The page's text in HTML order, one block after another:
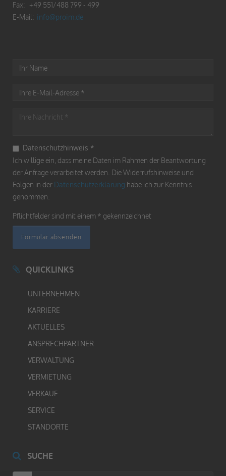
Fax: +49 551/488 799 - 499
E-Mail: info@proim.de
Datenschutzhinweis *
Ich willige ein, dass meine Daten im Rahmen der Beantwortung
der Anfrage verarbeitet werden. Die Widerrufshinweise und
Folgen in der Datenschutzerklärung habe ich zur Kenntnis
genommen.
Pflichtfelder sind mit einem * gekennzeichnet
Formular absenden
QUICKLINKS
UNTERNEHMEN
KARRIERE
AKTUELLES
ANSPRECHPARTNER
VERWALTUNG
VERMIETUNG
VERKAUF
SERVICE
STANDORTE
SUCHE